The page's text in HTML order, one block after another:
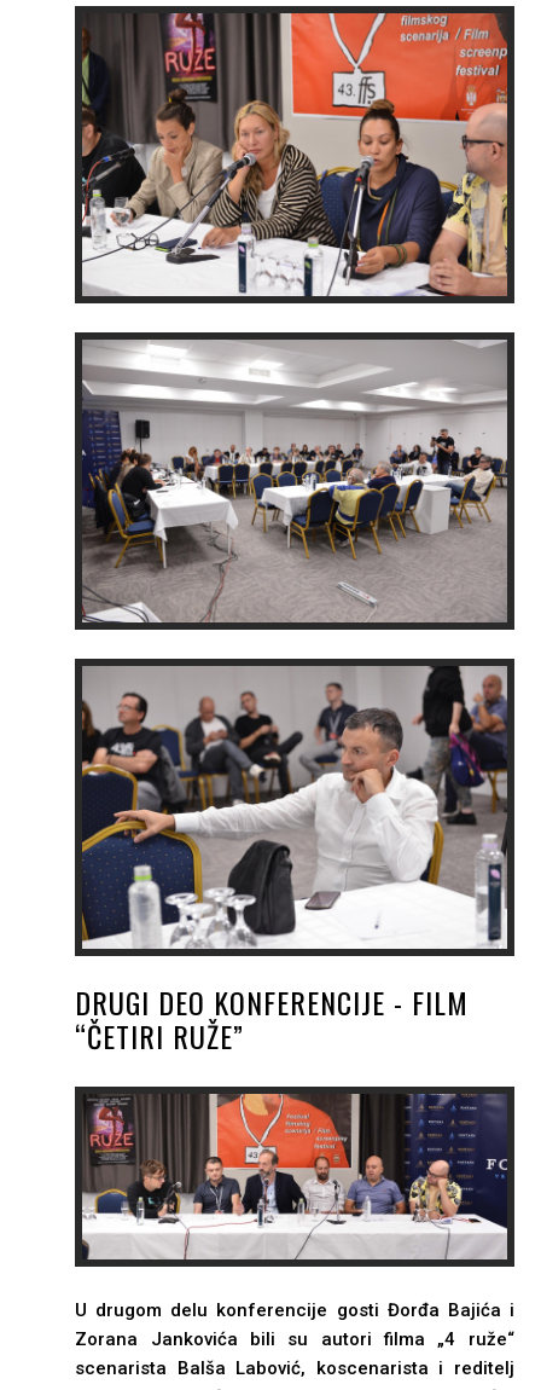
DRUGI DEO KONFERENCIJE - FILM
“ČETIRI RUŽE”
U drugom delu konferencije gosti Đorđa Bajića i
Zorana Jankovića bili su autori filma „4 ruže“
scenarista Balša Labović, koscenarista i reditelj